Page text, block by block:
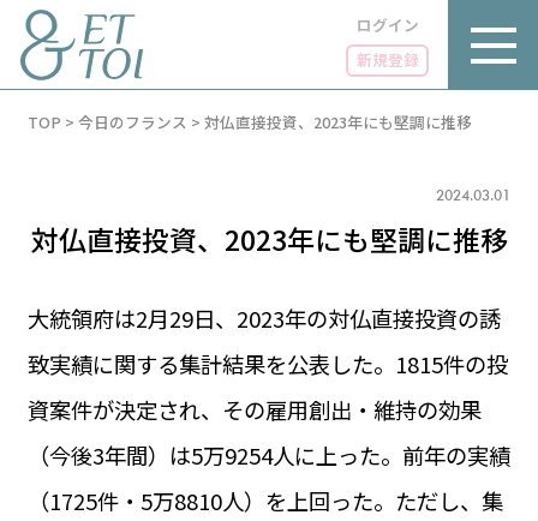
ログイン
新規登録
LUXE
グルメ
LIFE STYLE
FR 09:05 ／ JP 16:05
1€＝182.37円
お問い合わせ
TOP > 今日のフランス > 対仏直接投資、2023年にも堅調に推移
2024.03.01
対仏直接投資、2023年にも堅調に推移
大統領府は2月29日、2023年の対仏直接投資の誘
致実績に関する集計結果を公表した。1815件の投
資案件が決定され、その雇用創出・維持の効果
（今後3年間）は5万9254人に上った。前年の実績
（1725件・5万8810人）を上回った。ただし、集